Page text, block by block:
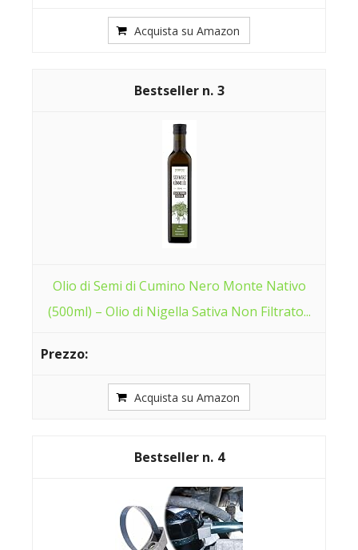
Acquista su Amazon
3
Olio di Semi di Cumino Nero Monte Nativo
(500ml) – Olio di Nigella Sativa Non Filtrato...
Acquista su Amazon
4